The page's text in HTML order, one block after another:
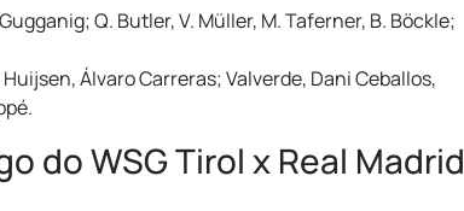
Q. Butler, V. Müller, M. Taferner, B. Böckle;
Álvaro Carreras; Valverde, Dani Ceballos,
do WSG Tirol x Real Madrid